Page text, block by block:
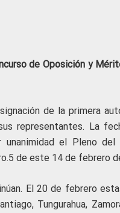
de Oposición y
de la primera
representantes. La
el Pleno del
de este 14 de febrero
El 20 de febrero
Tungurahua,